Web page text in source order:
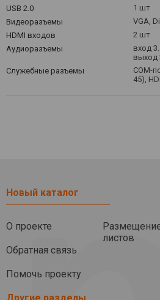
USB 2.0
1 шт
Видеоразъемы
VGA,
HDMI входов
2 шт
Аудиоразъемы
вход
выход
Служебные разъемы
COM-
45),
Новый каталог
О проекте
Обратная связь
Помочь проекту
листов
Другие разделы